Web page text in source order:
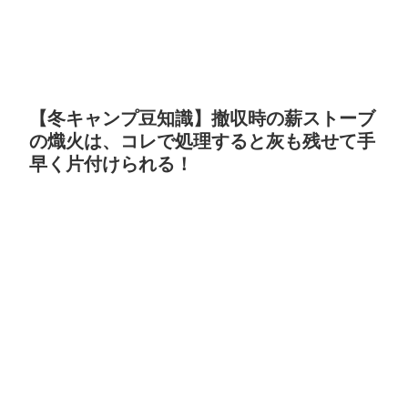
【冬キャンプ豆知識】撤収時の薪ストーブ
の熾火は、コレで処理すると灰も残せて手
早く片付けられる！